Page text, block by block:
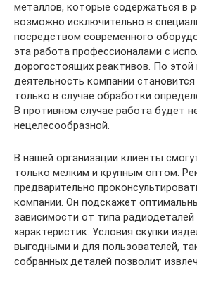
металлов, которые содержаться в
возможно исключительно в
посредством современного
эта работа профессионалами с
дорогостоящих реактивов. По этой
деятельность компании
только в случае обработки
В противном случае работа будет
нецелесообразной.
В нашей организации клиенты
только мелким и крупным оптом.
предварительно
компании. Он подскажет
зависимости от типа радиодеталей
характеристик. Условия скупки
выгодными и для пользователей,
собранных деталей позволит